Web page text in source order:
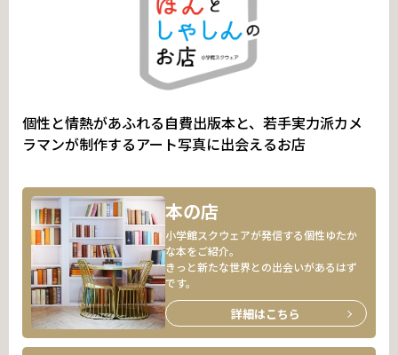
個性と情熱があふれる自費出版本と、若手実力派カメ
ラマンが制作するアート写真に出会えるお店
本の店
小学館スクウェアが発信する個性ゆたか
な本をご紹介。
きっと新たな世界との出会いがあるはず
です。
詳細はこちら